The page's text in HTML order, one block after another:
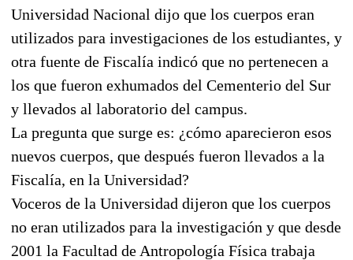
Universidad Nacional dijo que los cuerpos eran
utilizados para investigaciones de los estudiantes, y
otra fuente de Fiscalía indicó que no pertenecen a
los que fueron exhumados del Cementerio del Sur
y llevados al laboratorio del campus.
La pregunta que surge es: ¿cómo aparecieron esos
nuevos cuerpos, que después fueron llevados a la
Fiscalía, en la Universidad?
Voceros de la Universidad dijeron que los cuerpos
no eran utilizados para la investigación y que desde
2001 la Facultad de Antropología Física trabaja